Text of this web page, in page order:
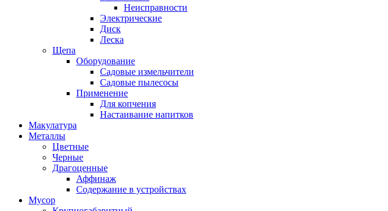
Неисправности
Электрические
Диск
Леска
Щепа
Оборудование
Садовые измельчители
Садовые пылесосы
Применение
Для копчения
Настаивание напитков
Макулатура
Металлы
Цветные
Черные
Драгоценные
Аффинаж
Содержание в устройствах
Мусор